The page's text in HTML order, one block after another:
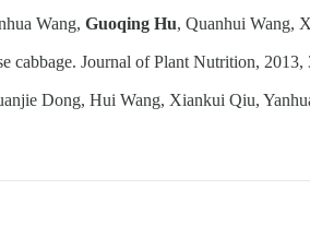
Wang, Guoqing Hu, Quanhui Wang,
cabbage. Journal of Plant Nutrition, 2013,
Dong, Hui Wang, Xiankui Qiu,